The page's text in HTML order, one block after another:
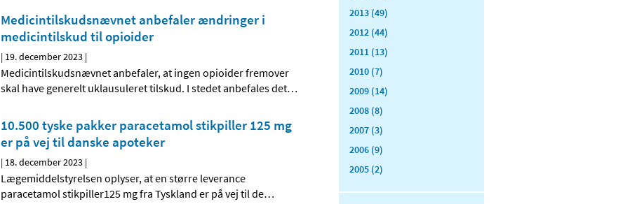
Medicintilskudsnævnet anbefaler ændringer i
medicintilskud til opioider
| 19. december 2023 |
Medicintilskudsnævnet anbefaler, at ingen opioider fremover
skal have generelt uklausuleret tilskud. I stedet anbefales det…
10.500 tyske pakker paracetamol stikpiller 125 mg
er på vej til danske apoteker
| 18. december 2023 |
Lægemiddelstyrelsen oplyser, at en større leverance
paracetamol stikpiller125 mg fra Tyskland er på vej til de…
2013 (49)
2012 (44)
2011 (13)
2010 (7)
2009 (14)
2008 (8)
2007 (3)
2006 (9)
2005 (2)